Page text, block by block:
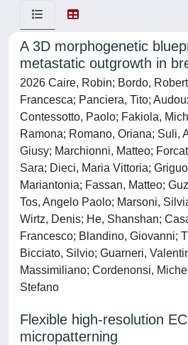
A 3D morphogenetic
metastatic outgrowth in
2026 Caire, Robin; Bordo,
Francesca; Panciera, Tito;
Contessotto, Paolo; Fakiola,
Ramona; Romano, Oriana; Suli,
Giusy; Marchionni, Matteo;
Sara; Dieci, Maria Vittoria;
Mariantonia; Fassan, Matteo;
Tos, Angelo Paolo; Marsoni,
Wirtz, Denis; He, Shanshan;
Francesco; Blandino, Giovanni;
Bicciato, Silvio; Guarneri,
Massimiliano; Cordenonsi,
Stefano
Flexible high-resolution
micropatterning